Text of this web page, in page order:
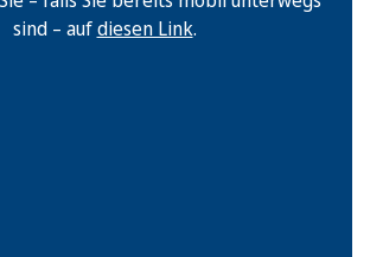
sind – aufdiesen Link.